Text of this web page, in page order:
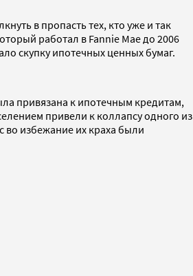
в пропасть тех, кто уже и так
работал в Fannie Mae до 2006
скупку ипотечных ценных бумаг.
привязана к ипотечным кредитам,
привели к коллапсу одного из
во избежание их краха были